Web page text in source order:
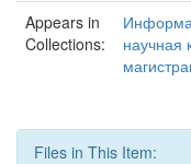
Appears in
Collections:
научная
Files in This Item: